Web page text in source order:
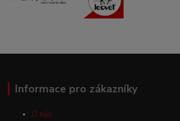
Informace pro zákazníky
O nás